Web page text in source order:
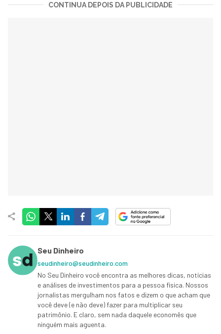
CONTINUA DEPOIS DA PUBLICIDADE
Seu Dinheiro
seudinheiro@seudinheiro.com
No Seu Dinheiro você encontra as melhores dicas, notícias
e análises de investimentos para a pessoa física. Nossos
jornalistas mergulham nos fatos e dizem o que acham que
você deve (e não deve) fazer para multiplicar seu
patrimônio. E claro, sem nada daquele economês que
ninguém mais aguenta.